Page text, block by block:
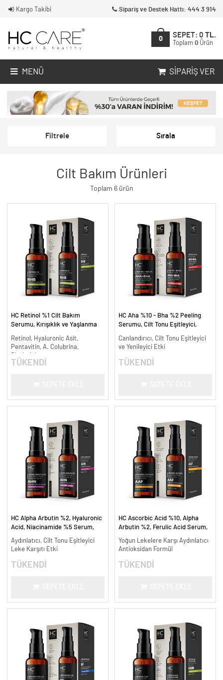
Kargo Takibi Sipariş ve Destek Hattı: 444 3 914
0
SEPET: 0 TL.
Toplam 0 Ürün
MENÜ SIPARIŞ VER
Filtrele Sırala
Cilt Bakım Ürünleri
Toplam 6 ürün
HC Retinol %1 Cilt Bakım
Serumu, Kırışıklık ve Yaşlanma
Retinol, Hyaluronic Asit,
Pentavitin, A. Colubrina,
Bisabolol
TÜKENDİ
HC Aha %10 - Bha %2 Peeling
Serumu, Cilt Tonu Eşitleyici,
Canlandırıcı, Cilt Tonu Eşitleyici
ve Yenileyici Etki
TÜKENDİ
HC Alpha Arbutin %2, Hyaluronic
Acid, Niacinamide %5 Serum,
ml.
Aydınlatıcı, Cilt Tonu Eşitleyici
Leke Karşıtı Etki
TÜKENDİ
HC Ascorbic Acid %10, Alpha
Arbutin %2, Ferulic Acid Serum,
ml.
Yoğun Lekelere Karşı Aydınlatıcı
Antioksidan Formül
TÜKENDİ